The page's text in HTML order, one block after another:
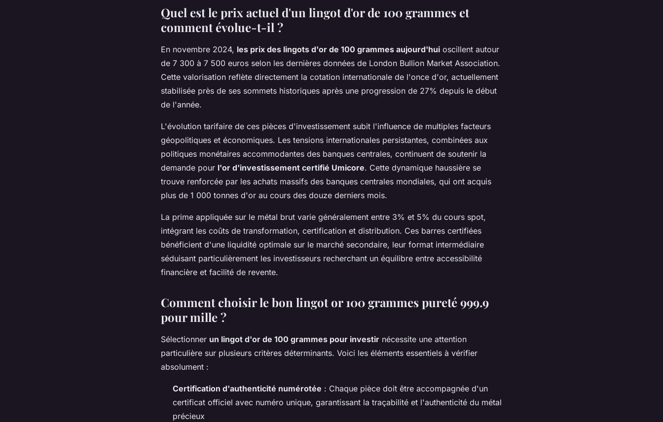
Quel est le prix actuel d'un lingot d'or de 100 grammes et
comment évolue-t-il ?
En novembre 2024, les prix des lingots d'or de 100 grammes aujourd'hui oscillent autour
de 7 300 à 7 500 euros selon les dernières données de London Bullion Market Association.
Cette valorisation reflète directement la cotation internationale de l'once d'or, actuellement
stabilisée près de ses sommets historiques après une progression de 27% depuis le début
de l'année.
L'évolution tarifaire de ces pièces d'investissement subit l'influence de multiples facteurs
géopolitiques et économiques. Les tensions internationales persistantes, combinées aux
politiques monétaires accommodantes des banques centrales, continuent de soutenir la
demande pour l'or d'investissement certifié Umicore. Cette dynamique haussière se
trouve renforcée par les achats massifs des banques centrales mondiales, qui ont acquis
plus de 1 000 tonnes d'or au cours des douze derniers mois.
La prime appliquée sur le métal brut varie généralement entre 3% et 5% du cours spot,
intégrant les coûts de transformation, certification et distribution. Ces barres certifiées
bénéficient d'une liquidité optimale sur le marché secondaire, leur format intermédiaire
séduisant particulièrement les investisseurs recherchant un équilibre entre accessibilité
financière et facilité de revente.
Comment choisir le bon lingot or 100 grammes pureté 999.9
pour mille ?
Sélectionner un lingot d'or de 100 grammes pour investir nécessite une attention
particulière sur plusieurs critères déterminants. Voici les éléments essentiels à vérifier
absolument :
Certification d'authenticité numérotée : Chaque pièce doit être accompagnée d'un
certificat officiel avec numéro unique, garantissant la traçabilité et l'authenticité du métal
précieux